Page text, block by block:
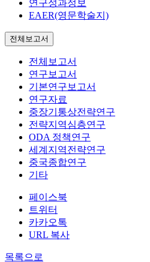
연구성과정보
EAER(영문학술지)
전체보고서
전체보고서
연구보고서
기본연구보고서
연구자료
중장기통상전략연구
전략지역심층연구
ODA 정책연구
세계지역전략연구
중국종합연구
기타
페이스북
트위터
카카오톡
URL 복사
목록으로